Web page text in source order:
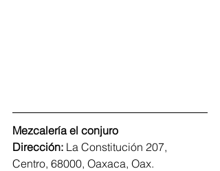
Mezcalería el conjuro
Dirección: La Constitución 207,
Centro, 68000, Oaxaca, Oax.